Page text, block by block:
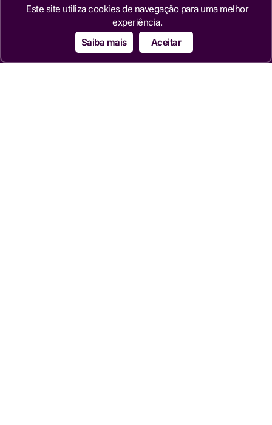
buscam mais do que o óbvio.
TELEVISÃO
Este site utiliza cookies de navegação para uma melhor
experiência.
Saiba mais
Aceitar